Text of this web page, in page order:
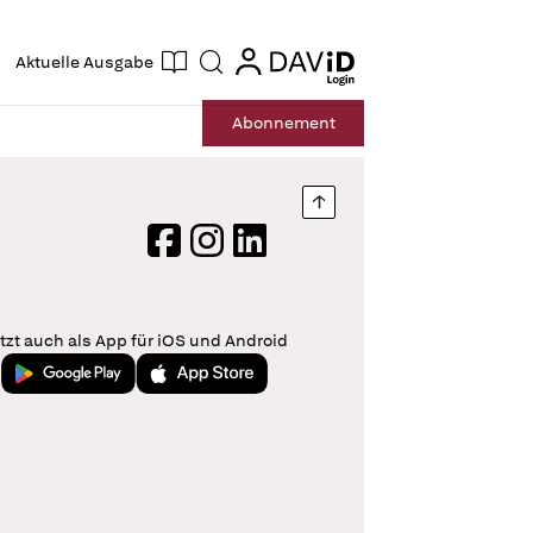
Aktuelle Ausgabe Suche login
login
Abonnement
Nach oben springen
FacebookInstagram
LinkedIn
auch als App für iOS und Android
Jetzt bei Google PlayLaden im App Store